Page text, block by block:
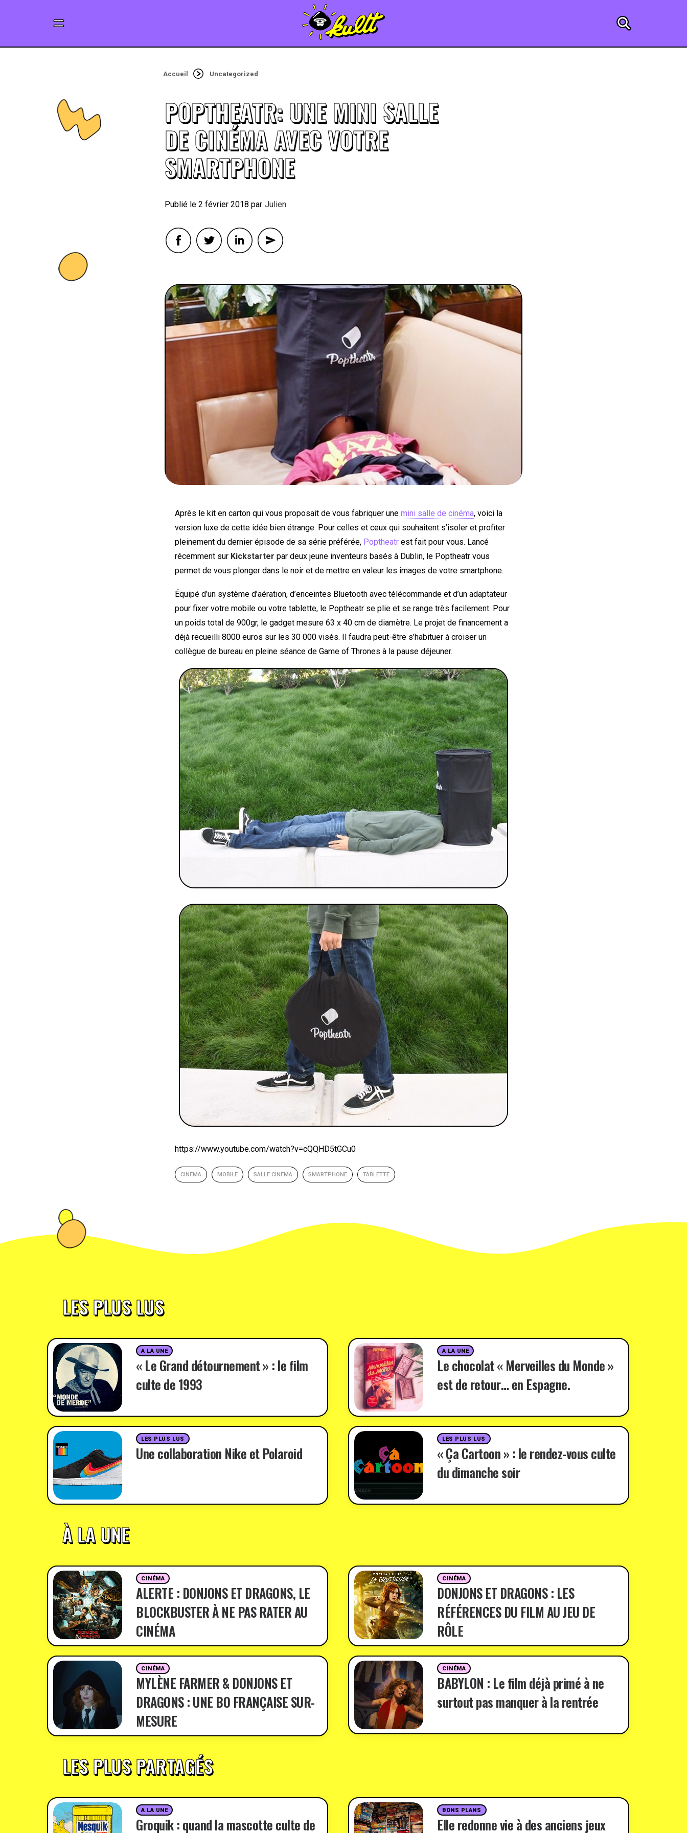
Accueil Uncategorized
POPTHEATR: UNE MINI SALLE
DE CINÉMA AVEC VOTRE
SMARTPHONE
2 février 2018 By Julien
Après le kit en carton qui vous proposait de vous fabriquer une mini salle de cinéma, voici la
version luxe de cette idée bien étrange. Pour celles et ceux qui souhaitent s’isoler et profiter
pleinement du dernier épisode de sa série préférée, Poptheatr est fait pour vous. Lancé
récemment sur Kickstarter par deux jeune inventeurs basés à Dublin, le Poptheatr vous
permet de vous plonger dans le noir et de mettre en valeur les images de votre smartphone.
Équipé d’un système d’aération, d’enceintes Bluetooth avec télécommande et d’un adaptateur
pour fixer votre mobile ou votre tablette, le Poptheatr se plie et se range très facilement. Pour
un poids total de 900gr, le gadget mesure 63 x 40 cm de diamètre. Le projet de financement a
déjà recueilli 8000 euros sur les 30 000 visés. Il faudra peut-être s’habituer à croiser un
collègue de bureau en pleine séance de Game of Thrones à la pause déjeuner.
https://www.youtube.com/watch?v=cQQHD5tGCu0
CINEMA MOBILE SALLE CINEMA SMARTPHONE TABLETTE
LES PLUS LUS
A LA UNE
« Le Grand détournement » : le film
culte de 1993
A LA UNE
Le chocolat « Merveilles du Monde »
est de retour… en Espagne.
LES PLUS LUS
Une collaboration Nike et Polaroid
LES PLUS LUS
« Ça Cartoon » : le rendez-vous culte
du dimanche soir
À LA UNE
CINÉMA
ALERTE : DONJONS ET DRAGONS, LE
BLOCKBUSTER À NE PAS RATER AU
CINÉMA
CINÉMA
DONJONS ET DRAGONS : LES
RÉFÉRENCES DU FILM AU JEU DE
RÔLE
CINÉMA
MYLÈNE FARMER & DONJONS ET
DRAGONS : UNE BO FRANÇAISE SUR-
MESURE
CINÉMA
BABYLON : Le film déjà primé à ne
surtout pas manquer à la rentrée
LES PLUS PARTAGÉS
A LA UNE
Groquik : quand la mascotte culte de
BONS PLANS
Elle redonne vie à des anciens jeux